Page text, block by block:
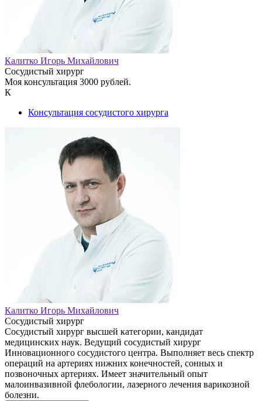
Калитко Игорь Михайлович
Сосудистый хирург
Моя консультация 3000 рублей.
К
Консультация сосудистого хирурга
Калитко Игорь Михайлович
Сосудистый хирург
Сосудистый хирург высшей категории, кандидат
медицинских наук. Ведущий сосудистый хирург
Инновационного сосудистого центра. Выполняет весь спектр
операций на артериях нижних конечностей, сонных и
позвоночных артериях. Имеет значительный опыт
малоинвазивной флебологии, лазерного лечения варикозной
болезни.